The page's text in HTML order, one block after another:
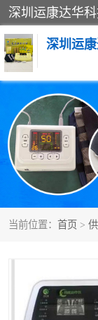
深圳运
当前位置： 首页 >
多功能治疗仪
中低频治疗仪
**腺治疗仪